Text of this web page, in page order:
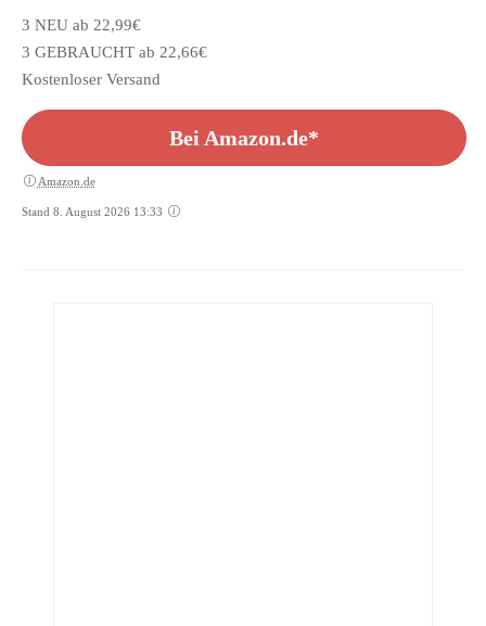
3 NEU ab 22,99€
3 GEBRAUCHT ab 22,66€
Kostenloser Versand
Bei Amazon.de*
Amazon.de
Stand 8. August 2026 13:33